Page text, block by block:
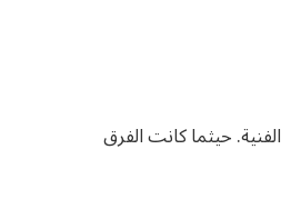
حيثما كانت الفرق